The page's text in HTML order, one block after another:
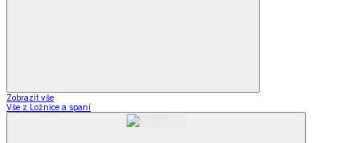
Zobrazit vše
Vše z Ložnice a spaní